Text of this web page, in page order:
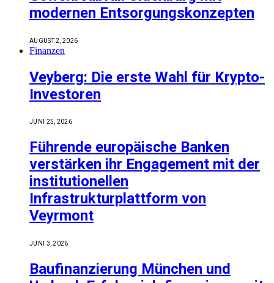
modernen Entsorgungskonzepten
AUGUST 2, 2026
Finanzen
Veyberg: Die erste Wahl für Krypto-
Investoren
JUNI 25, 2026
Führende europäische Banken
verstärken ihr Engagement mit der
institutionellen
Infrastrukturplattform von
Veyrmont
JUNI 3, 2026
Baufinanzierung München und